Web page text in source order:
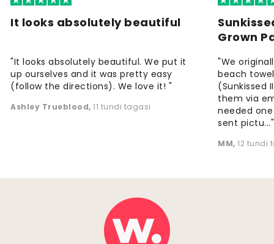
It looks absolutely beautiful
"It looks absolutely beautiful. We put it
up ourselves and it was pretty easy
(follow the directions). We love it! "
Ashley Trueblood, 11 tundi tagasi
Grown
"We
beach
(Sunkissed
them via
needed
sent pictu..."
MM, 12 tundi